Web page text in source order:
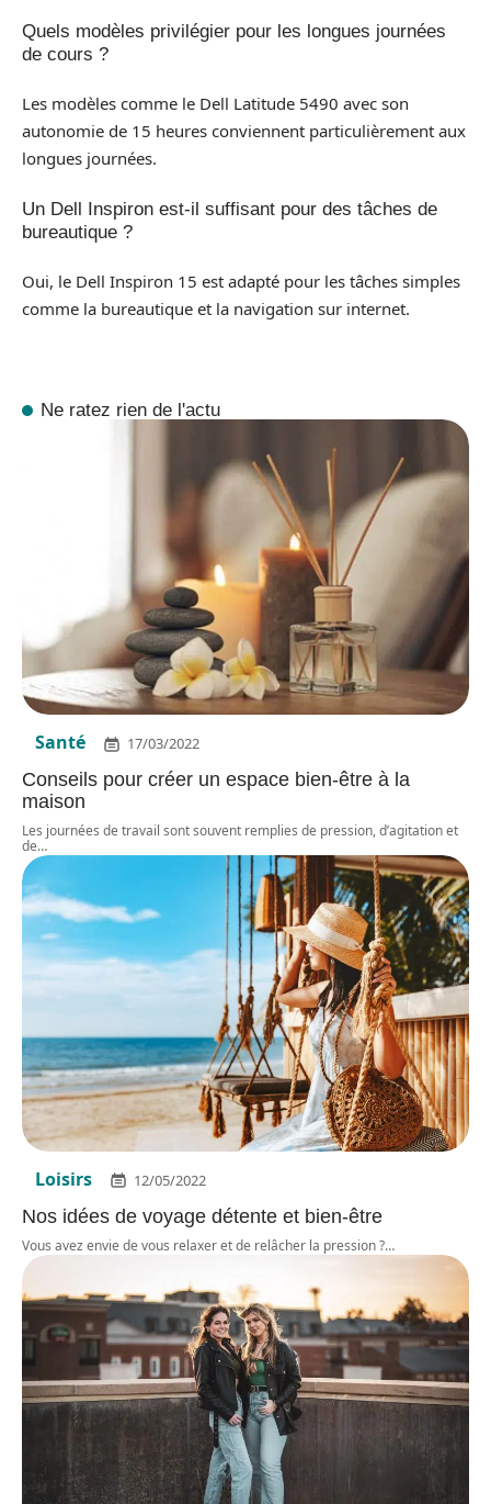
Quels modèles privilégier pour les longues journées
de cours ?
Les modèles comme le Dell Latitude 5490 avec son
autonomie de 15 heures conviennent particulièrement aux
longues journées.
Un Dell Inspiron est-il suffisant pour des tâches de
bureautique ?
Oui, le Dell Inspiron 15 est adapté pour les tâches simples
comme la bureautique et la navigation sur internet.
Ne ratez rien de l'actu
Santé 17/03/2022
Conseils pour créer un espace bien-être à la
maison
Les journées de travail sont souvent remplies de pression, d’agitation et
de…
Loisirs 12/05/2022
Nos idées de voyage détente et bien-être
Vous avez envie de vous relaxer et de relâcher la pression ?…